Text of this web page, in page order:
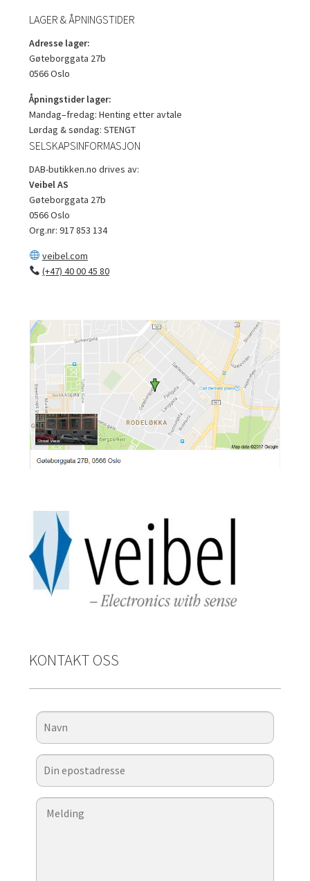
LAGER & ÅPNINGSTIDER
Adresse lager:
Gøteborggata 27b
0566 Oslo
Åpningstider lager:
Mandag–fredag: Henting etter avtale
Lørdag & søndag: STENGT
SELSKAPSINFORMASJON
DAB-butikken.no drives av:
Veibel AS
Gøteborggata 27b
0566 Oslo
Org.nr: 917 853 134
veibel.com
(+47) 40 00 45 80
KONTAKT OSS